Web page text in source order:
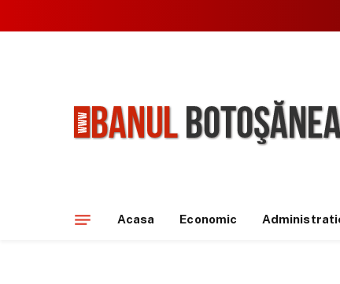
Acasa Economic